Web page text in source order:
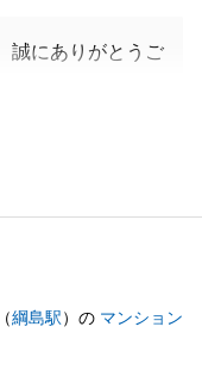
誠にありがとうご
く思っておりま
び頂けますよ
（綱島駅）の マンション